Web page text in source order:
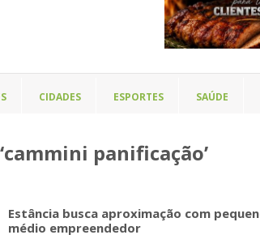
CIDADES ESPORTES SAÚDE
panificação’
Estância busca aproximação com
médio empreendedor